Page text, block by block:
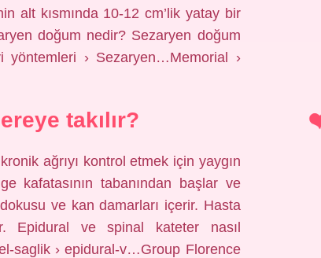
alt kısmında 10-12 cm’lik yatay bir
doğum nedir? Sezaryen doğum
yöntemleri › Sezaryen…Memorial ›
takılır?
ağrıyı kontrol etmek için yaygın
kafatasının tabanından başlar ve
ve kan damarları içerir. Hasta
Epidural ve spinal kateter nasıl
saglik › epidural-v…Group Florence